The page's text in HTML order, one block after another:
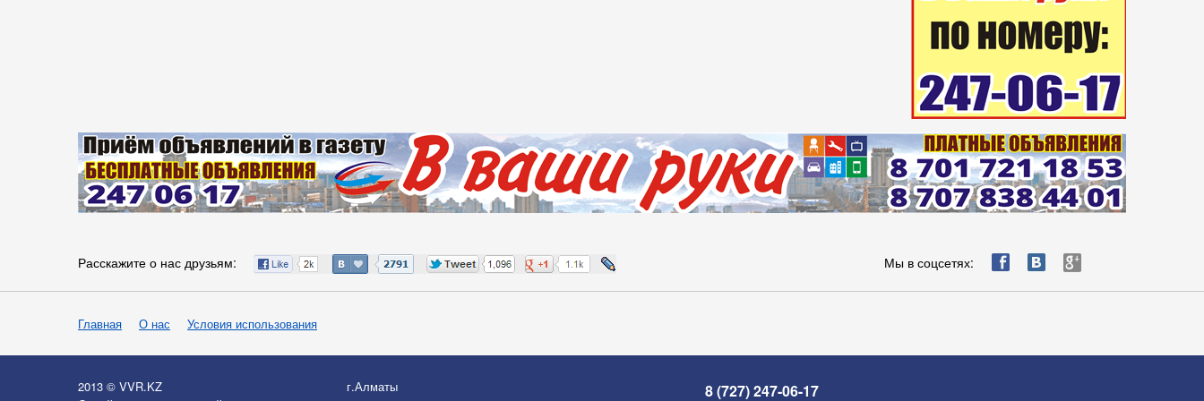
Расскажите о нас друзьям: Мы в соцсетях: ä æ è
Главная О нас Условия использования
2013 © VVR.KZ
г.Алматы 8 (727) 247-06-17